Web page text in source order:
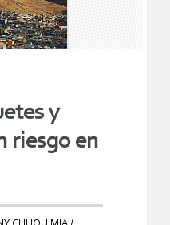
y
riesgo en